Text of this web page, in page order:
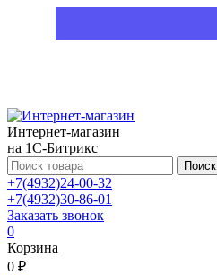
Интернет-магазин
на 1С-Битрикс
Поиск
+7(4932)24-00-32
+7(4932)30-86-01
Заказать звонок
0
Корзина
0 ₽